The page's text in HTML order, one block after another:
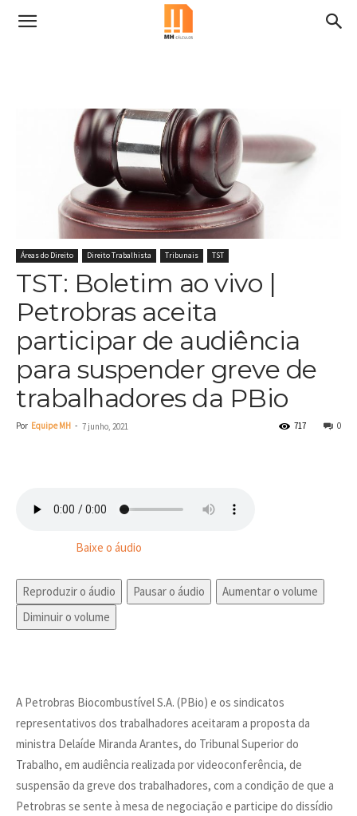
Áreas do Direito Direito Trabalhista Tribunais TST
TST: Boletim ao vivo |
Petrobras aceita
participar de audiência
para suspender greve de
trabalhadores da PBio
Por Equipe MH - 7 junho, 2021 0
717
Baixe o áudio
Reproduzir o áudio Pausar o áudio
Aumentar o volume
Diminuir o volume
A Petrobras Biocombustível S.A. (PBio) e os sindicatos
representativos dos trabalhadores aceitaram a proposta da
ministra Delaíde Miranda Arantes, do Tribunal Superior do
Trabalho, em audiência realizada por videoconferência, de
suspensão da greve dos trabalhadores, com a condição de que a
Petrobras se sente à mesa de negociação e participe do dissídio